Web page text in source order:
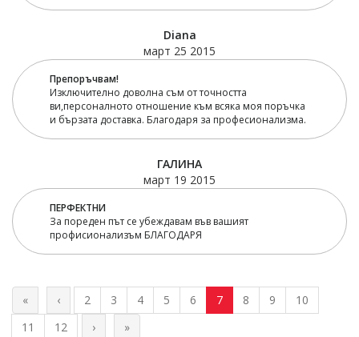
Diana
март 25 2015
Препоръчвам!
Изключително доволна съм от точността
ви,персоналното отношение към всяка моя поръчка
и бързата доставка. Благодаря за професионализма.
ГАЛИНА
март 19 2015
ПЕРФЕКТНИ
За пореден път се убеждавам във вашият
профисионализъм БЛАГОДАРЯ
« ‹ 2 3 4 5 6 7 8 9
10
11
12 › »